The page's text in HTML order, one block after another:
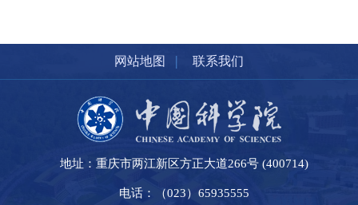
网站地图 | 联系我们
地址：重庆市两江新区方正大道266号 (400714)
电话：（023）65935555